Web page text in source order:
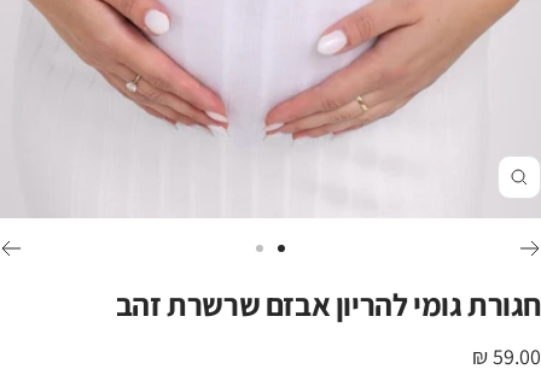
זום
1
2
חגורת גומי להריון אבזם שרשרת זהב
מחיר
59.00 ₪